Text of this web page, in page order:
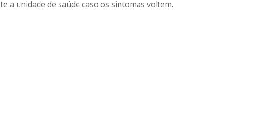
a unidade de saúde caso os sintomas voltem.